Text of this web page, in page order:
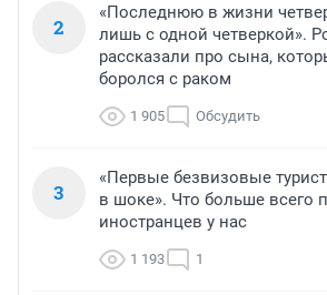
2
«Последнюю в жизни
лишь с одной четверкой».
рассказали про сына,
боролся с раком
1 905 Обсудить
3
«Первые безвизовые
в шоке». Что больше всего
иностранцев у нас
1 193 1